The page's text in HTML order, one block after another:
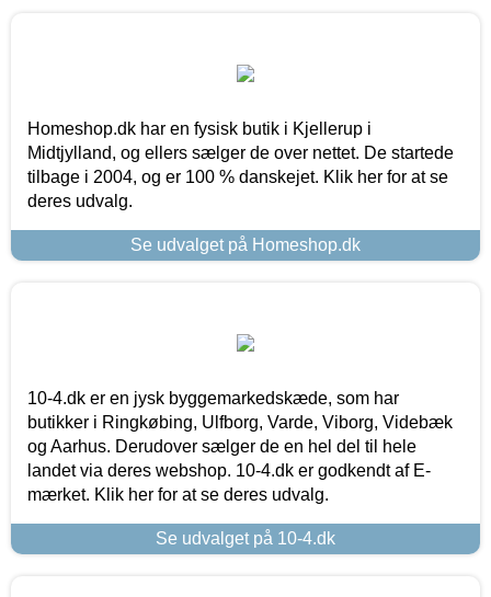
Homeshop.dk har en fysisk butik i Kjellerup i
Midtjylland, og ellers sælger de over nettet. De startede
tilbage i 2004, og er 100 % danskejet. Klik her for at se
deres udvalg.
Se udvalget på Homeshop.dk
10-4.dk er en jysk byggemarkedskæde, som har
butikker i Ringkøbing, Ulfborg, Varde, Viborg, Videbæk
og Aarhus. Derudover sælger de en hel del til hele
landet via deres webshop. 10-4.dk er godkendt af E-
mærket. Klik her for at se deres udvalg.
Se udvalget på 10-4.dk